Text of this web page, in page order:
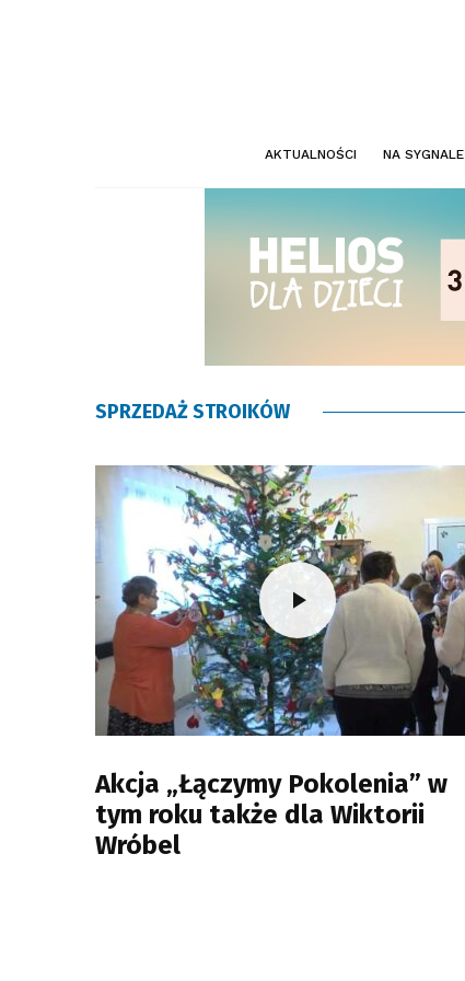
AKTUALNOŚCI NA SYGNALE
SPRZEDAŻ STROIKÓW
Akcja „Łączymy Pokolenia” w
tym roku także dla Wiktorii
Wróbel